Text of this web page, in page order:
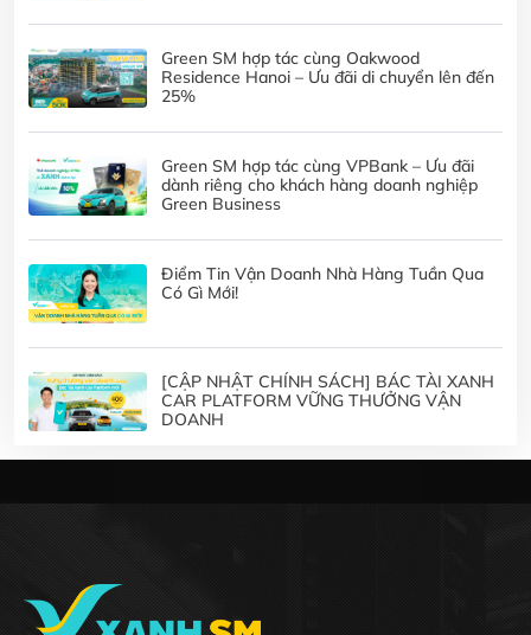
Green SM hợp tác cùng Oakwood
Residence Hanoi – Ưu đãi di chuyển lên đến
25%
Green SM hợp tác cùng VPBank – Ưu đãi
dành riêng cho khách hàng doanh nghiệp
Green Business
Điểm Tin Vận Doanh Nhà Hàng Tuần Qua
Có Gì Mới!
[CẬP NHẬT CHÍNH SÁCH] BÁC TÀI XANH
CAR PLATFORM VỮNG THƯỞNG VẬN
DOANH